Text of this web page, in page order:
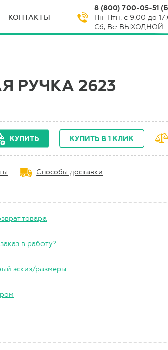
КОНТАКТЫ
8 (800) 700-05-51
Пн-Птн: с 9:00 до
Сб, Вс: ВЫХОДНОЙ
РУЧКА 2623
КУПИТЬ КУПИТЬ В 1 КЛИК
Способы доставки
товара
в работу?
эскиз/размеры